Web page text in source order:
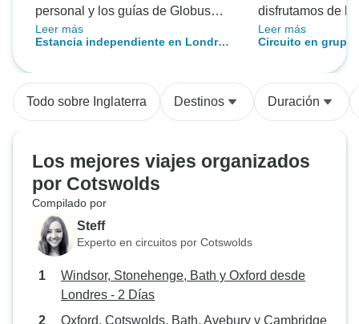
personal y los guías de Globus
conocedores, eficientes y
serviciales, el viaje superó las
Leer más
Estancia independiente en Londres
disfrutamos de
aprendimos
cada lugar al
guía conocía
a los que
esta excursión y
Leer más
Circuito en grupo
a Windsor,
Oxford desde
Todo sobre Inglaterra Destinos Duración
Los mejores viajes organizados
por Cotswolds
Compilado por
Steff
Experto en circuitos por Cotswolds
Windsor, Stonehenge, Bath y Oxford desde
Londres - 2 Días
Oxford, Cotswolds, Bath, Avebury y Cambridge